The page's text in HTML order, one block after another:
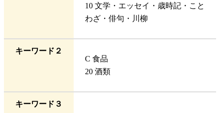
10 文学・エッセイ・歳時記・こと
わざ・俳句・川柳
キーワード２
C 食品
20 酒類
キーワード３